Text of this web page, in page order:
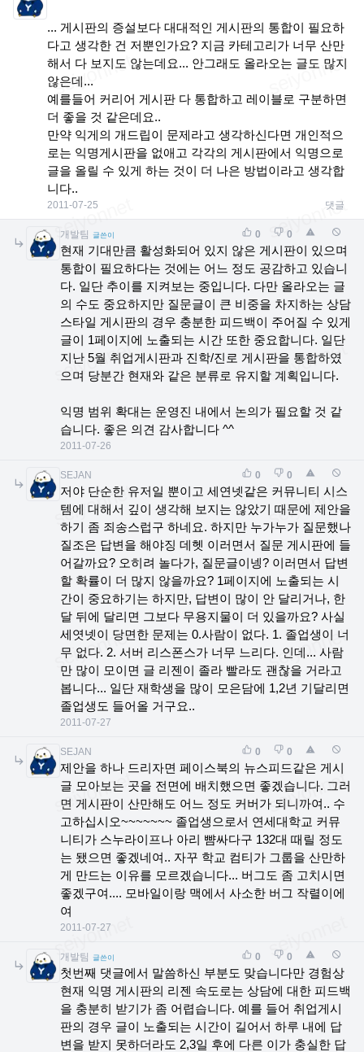
... 게시판의 증설보다 대대적인 게시판의 통합이 필요하
다고 생각한 건 저뿐인가요? 지금 카테고리가 너무 산만
해서 다 보지도 않는데요... 안그래도 올라오는 글도 많지
않은데...
예를들어 커리어 게시판 다 통합하고 레이블로 구분하면
더 좋을 것 같은데요..
만약 익게의 개드립이 문제라고 생각하신다면 개인적으
로는 익명게시판을 없애고 각각의 게시판에서 익명으로
글을 올릴 수 있게 하는 것이 더 나은 방법이라고 생각합
니다..
2011-07-25 댓글
개발팀 글쓴이 0 0
현재 기대만큼 활성화되어 있지 않은 게시판이 있으며
통합이 필요하다는 것에는 어느 정도 공감하고 있습니
다. 일단 추이를 지켜보는 중입니다. 다만 올라오는 글
의 수도 중요하지만 질문글이 큰 비중을 차지하는 상담
스타일 게시판의 경우 충분한 피드백이 주어질 수 있게
글이 1페이지에 노출되는 시간 또한 중요합니다. 일단
지난 5월 취업게시판과 진학/진로 게시판을 통합하였
으며 당분간 현재와 같은 분류로 유지할 계획입니다.
익명 범위 확대는 운영진 내에서 논의가 필요할 것 같
습니다. 좋은 의견 감사합니다 ^^
2011-07-26
SEJAN 0 0
저야 단순한 유저일 뿐이고 세연넷같은 커뮤니티 시스
템에 대해서 깊이 생각해 보지는 않았기 때문에 제안을
하기 좀 죄송스럽구 하네요. 하지만 누가누가 질문했나
질조은 답변을 해야징 데헷 이러면서 질문 게시판에 들
어갈까요? 오히려 놀다가, 질문글이넹? 이러면서 답변
할 확률이 더 많지 않을까요? 1페이지에 노출되는 시
간이 중요하기는 하지만, 답변이 많이 안 달리거나, 한
달 뒤에 달리면 그보다 무용지물이 더 있을까요? 사실
세엿넷이 당면한 문제는 0.사람이 없다. 1. 졸업생이 너
무 없다. 2. 서버 리스폰스가 너무 느리다. 인데... 사람
만 많이 모이면 글 리젠이 졸라 빨라도 괜찮을 거라고
봅니다... 일단 재학생을 많이 모은담에 1,2년 기달리면
졸업생도 들어올 거구요..
2011-07-27
SEJAN 0 0
제안을 하나 드리자면 페이스북의 뉴스피드같은 게시
글 모아보는 곳을 전면에 배치했으면 좋겠습니다. 그러
면 게시판이 산만해도 어느 정도 커버가 되니까여.. 수
고하십시오~~~~~~~ 졸업생으로서 연세대학교 커뮤
니티가 스누라이프나 아리 뺨싸다구 132대 때릴 정도
는 됐으면 좋겠네여.. 자꾸 학교 컴티가 그룹을 산만하
게 만드는 이유를 모르겠습니다... 버그도 좀 고치시면
좋겠구여.... 모바일이랑 맥에서 사소한 버그 작렬이에
여
2011-07-27
개발팀 글쓴이 0 0
첫번째 댓글에서 말씀하신 부분도 맞습니다만 경험상
현재 익명 게시판의 리젠 속도로는 상담에 대한 피드백
을 충분히 받기가 좀 어렵습니다. 예를 들어 취업게시
판의 경우 글이 노출되는 시간이 길어서 하루 내에 답
변을 받지 못하더라도 2,3일 후에 다른 이가 충실한 답